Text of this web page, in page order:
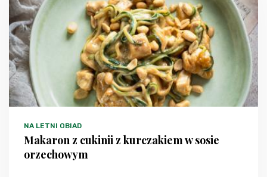
NA LETNI OBIAD
Makaron z cukinii z kurczakiem w sosie
orzechowym